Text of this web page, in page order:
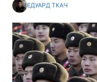
ЕДУАРД ТКАЧ